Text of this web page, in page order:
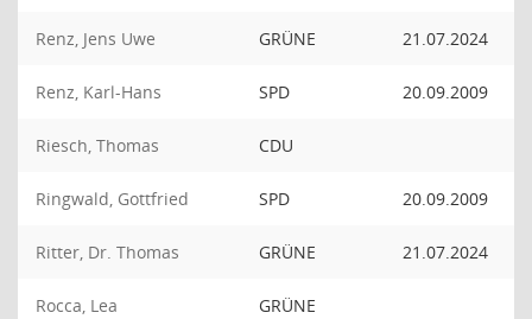
Renz, Jens Uwe GRÜNE 21.07.2024
Renz, Karl-Hans SPD 20.09.2009
Riesch, Thomas CDU
Ringwald, Gottfried SPD 20.09.2009
Ritter, Dr. Thomas GRÜNE 21.07.2024
Rocca, Lea GRÜNE